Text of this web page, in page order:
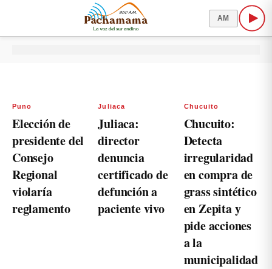
AM
Puno
Elección de
presidente del
Consejo
Regional
violaría
reglamento
Juliaca
Juliaca:
director
denuncia
certificado de
defunción a
paciente vivo
Chucuito
Chucuito:
Detecta
irregularidad
en compra de
grass sintético
en Zepita y
pide acciones
a la
municipalidad